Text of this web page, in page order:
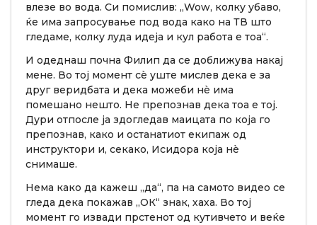
влезе во вода. Си помислив: „Wow, колку убаво,
ќе има запросување под вода како на ТВ што
гледаме, колку луда идеја и кул работа е тоа“.
И одеднаш почна Филип да се доближува накај
мене. Во тој момент сè уште мислев дека е за
друг веридбата и дека можеби нè има
помешано нешто. Не препознав дека тоа е тој.
Дури отпосле ја здогледав маицата по која го
препознав, како и останатиот екипаж од
инструктори и, секако, Исидора која нè
снимаше.
Нема како да кажеш „да“, па на самото видео се
гледа дека покажав „ОК“ знак, хаха. Во тој
момент го извади прстенот од кутивчето и веќе